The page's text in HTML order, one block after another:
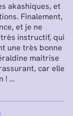
akashiques, et
Finalement,
et je ne
instructif, qui
une très bonne
maitrise
car elle
!